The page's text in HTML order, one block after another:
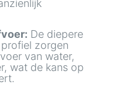
De diepere
zorgen
van water,
wat de kans op